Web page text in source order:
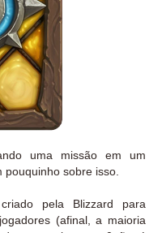
uma missão em um
pouquinho sobre isso.
pela Blizzard para
(afinal, a maioria